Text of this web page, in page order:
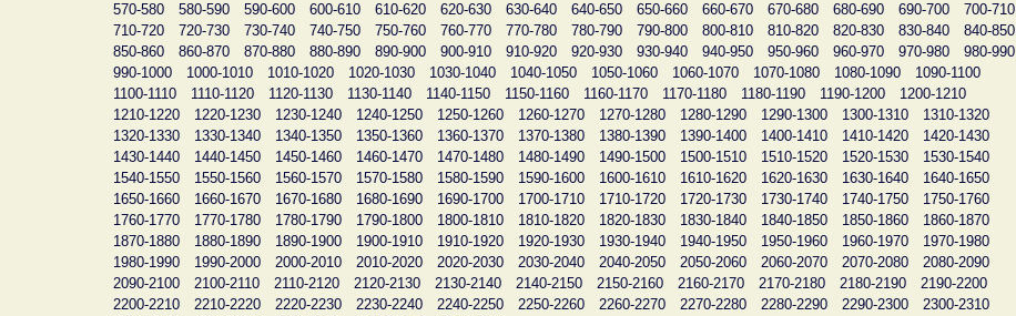
570-580
580-590 590-600 600-610 610-620 620-630 630-640 640-650 650-660 660-670 670-680 680-690 690-700
700-710
710-720
720-730 730-740 740-750 750-760 760-770 770-780 780-790 790-800 800-810 810-820 820-830 830-840
840-850
850-860
860-870 870-880 880-890 890-900 900-910 910-920 920-930 930-940 940-950 950-960 960-970 970-980
980-990
990-1000
1000-1010 1010-1020 1020-1030 1030-1040 1040-1050 1050-1060 1060-1070 1070-1080 1080-1090
1090-1100
1100-1110
1110-1120 1120-1130 1130-1140 1140-1150 1150-1160 1160-1170 1170-1180 1180-1190 1190-1200
1200-1210
1210-1220
1220-1230 1230-1240 1240-1250 1250-1260 1260-1270 1270-1280 1280-1290 1290-1300 1300-1310
1310-1320
1320-1330
1330-1340 1340-1350 1350-1360 1360-1370 1370-1380 1380-1390 1390-1400 1400-1410 1410-1420
1420-1430
1430-1440
1440-1450 1450-1460 1460-1470 1470-1480 1480-1490 1490-1500 1500-1510 1510-1520 1520-1530
1530-1540
1540-1550
1550-1560 1560-1570 1570-1580 1580-1590 1590-1600 1600-1610 1610-1620 1620-1630 1630-1640
1640-1650
1650-1660
1660-1670 1670-1680 1680-1690 1690-1700 1700-1710 1710-1720 1720-1730 1730-1740 1740-1750
1750-1760
1760-1770
1770-1780 1780-1790 1790-1800 1800-1810 1810-1820 1820-1830 1830-1840 1840-1850 1850-1860
1860-1870
1870-1880
1880-1890 1890-1900 1900-1910 1910-1920 1920-1930 1930-1940 1940-1950 1950-1960 1960-1970
1970-1980
1980-1990
1990-2000 2000-2010 2010-2020 2020-2030 2030-2040 2040-2050 2050-2060 2060-2070 2070-2080
2080-2090
2090-2100
2100-2110 2110-2120 2120-2130 2130-2140 2140-2150 2150-2160 2160-2170 2170-2180 2180-2190
2190-2200
2200-2210
2210-2220 2220-2230 2230-2240 2240-2250 2250-2260 2260-2270 2270-2280 2280-2290 2290-2300
2300-2310